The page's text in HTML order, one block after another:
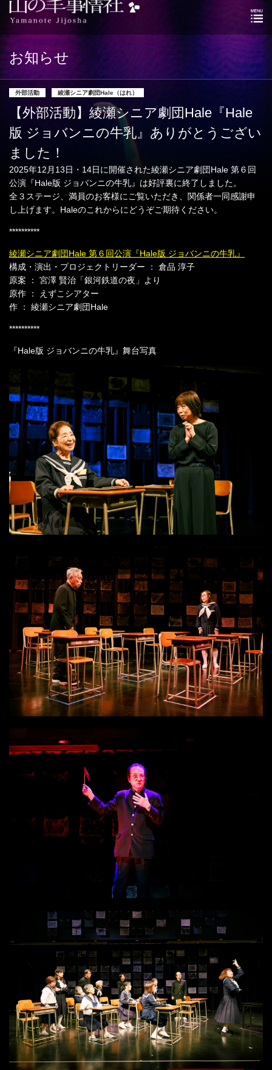
お知らせ
外部活動 綾瀬シニア劇団Hale（はれ）
【外部活動】綾瀬シニア劇団Hale『Hale
版 ジョバンニの牛乳』ありがとうござい
ました！
2025年12月13日・14日に開催された綾瀬シニア劇団Hale 第６回
公演『Hale版 ジョバンニの牛乳』は好評裏に終了しました。
全３ステージ、満員のお客様にご覧いただき、関係者一同感謝申
し上げます。Haleのこれからにどうぞご期待ください。
**********
綾瀬シニア劇団Hale 第６回公演『Hale版 ジョバンニの牛乳』
構成・演出・プロジェクトリーダー ： 倉品 淳子
原案 ： 宮澤 賢治「銀河鉄道の夜」より
原作 ： えずこシアター
作 ： 綾瀬シニア劇団Hale
**********
『Hale版 ジョバンニの牛乳』舞台写真